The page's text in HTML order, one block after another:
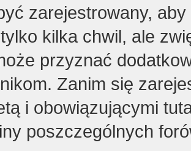
zarejestrowany,
kilka chwil, ale
przyznać
Zanim się
i obowiązującymi
poszczególnych